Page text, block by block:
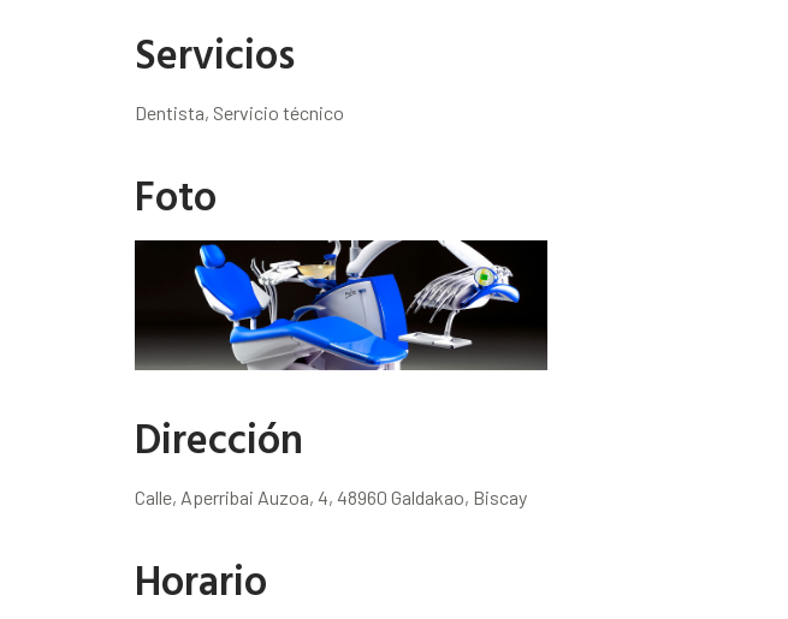
Servicios
Dentista, Servicio técnico
Foto
Dirección
Calle, Aperribai Auzoa, 4, 48960 Galdakao, Biscay
Horario